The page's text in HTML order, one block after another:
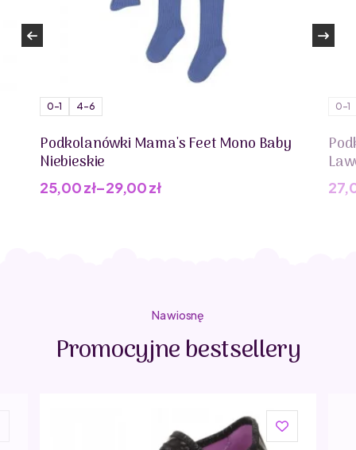
0-1 4-6
Podkolanówki Mama's Feet Mono Baby
Niebieskie
25,00zł–29,00zł
0-1
Na wiosnę
Promocyjne bestsellery